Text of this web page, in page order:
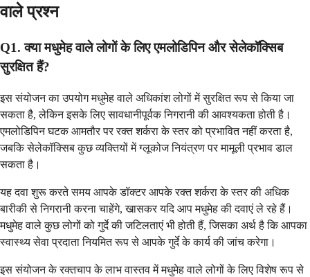
वाले प्रश्न
Q1. क्या मधुमेह वाले लोगों के लिए एमलोडिपिन और सेलेकॉक्सिब
सुरक्षित हैं?
इस संयोजन का उपयोग मधुमेह वाले अधिकांश लोगों में सुरक्षित रूप से किया जा
सकता है, लेकिन इसके लिए सावधानीपूर्वक निगरानी की आवश्यकता होती है।
एमलोडिपिन घटक आमतौर पर रक्त शर्करा के स्तर को प्रभावित नहीं करता है,
जबकि सेलेकॉक्सिब कुछ व्यक्तियों में ग्लूकोज नियंत्रण पर मामूली प्रभाव डाल
सकता है।
यह दवा शुरू करते समय आपके डॉक्टर आपके रक्त शर्करा के स्तर की अधिक
बारीकी से निगरानी करना चाहेंगे, खासकर यदि आप मधुमेह की दवाएं ले रहे हैं।
मधुमेह वाले कुछ लोगों को गुर्दे की जटिलताएं भी होती हैं, जिसका अर्थ है कि आपका
स्वास्थ्य सेवा प्रदाता नियमित रूप से आपके गुर्दे के कार्य की जांच करेगा।
इस संयोजन के रक्तचाप के लाभ वास्तव में मधुमेह वाले लोगों के लिए विशेष रूप से